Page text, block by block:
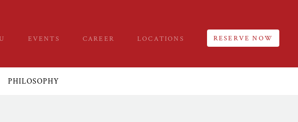
EVENTS CAREER LOCATIONS RESERVE NOW
PHILOSOPHY